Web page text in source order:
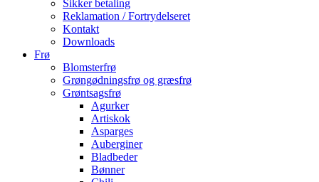
Sikker betaling
Reklamation / Fortrydelseret
Kontakt
Downloads
Frø
Blomsterfrø
Grøngødningsfrø og græsfrø
Grøntsagsfrø
Agurker
Artiskok
Asparges
Auberginer
Bladbeder
Bønner